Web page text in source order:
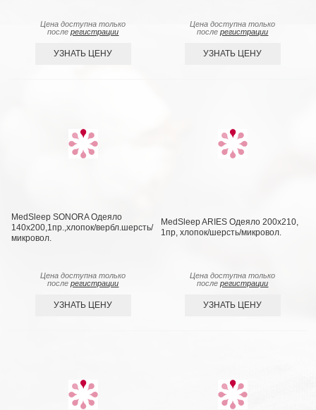
Цена доступна только
послерегистрации
УЗНАТЬ ЦЕНУ
Цена доступна только
послерегистрации
УЗНАТЬ ЦЕНУ
MedSleep SONORA Одеяло
140х200,1пр.,хлопок/вербл.шерсть/
микровол.
Цена доступна только
послерегистрации
УЗНАТЬ ЦЕНУ
MedSleep ARIES Одеяло 200х210,
1пр, хлопок/шерсть/микровол.
Цена доступна только
послерегистрации
УЗНАТЬ ЦЕНУ